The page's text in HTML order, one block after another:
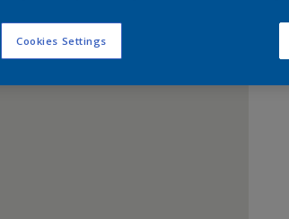
Cookies Settings